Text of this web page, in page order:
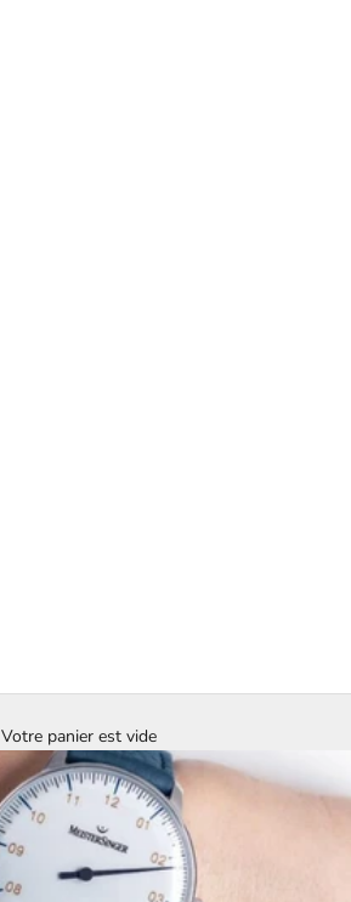
Votre panier est vide